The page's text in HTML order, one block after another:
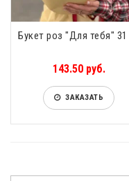
143.50 руб.
ЗАКАЗАТЬ